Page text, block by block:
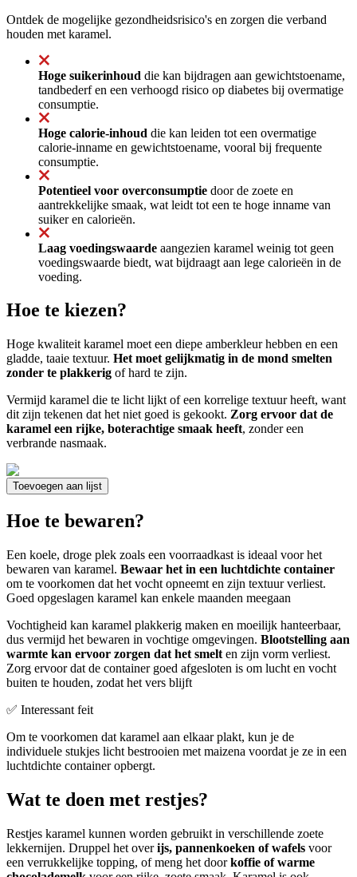
Ontdek de mogelijke gezondheidsrisico's en zorgen die verband
houden met karamel.
Hoge suikerinhoud die kan bijdragen aan gewichtstoename,
tandbederf en een verhoogd risico op diabetes bij overmatige
consumptie.
Hoge calorie-inhoud die kan leiden tot een overmatige
calorie-inname en gewichtstoename, vooral bij frequente
consumptie.
Potentieel voor overconsumptie door de zoete en
aantrekkelijke smaak, wat leidt tot een te hoge inname van
suiker en calorieën.
Laag voedingswaarde aangezien karamel weinig tot geen
voedingswaarde biedt, wat bijdraagt aan lege calorieën in de
voeding.
Hoe te kiezen?
Hoge kwaliteit karamel moet een diepe amberkleur hebben en een
gladde, taaie textuur. Het moet gelijkmatig in de mond smelten
zonder te plakkerig of hard te zijn.
Vermijd karamel die te licht lijkt of een korrelige textuur heeft, want
dit zijn tekenen dat het niet goed is gekookt. Zorg ervoor dat de
karamel een rijke, boterachtige smaak heeft, zonder een
verbrande nasmaak.
Toevoegen aan lijst
Hoe te bewaren?
Een koele, droge plek zoals een voorraadkast is ideaal voor het
bewaren van karamel. Bewaar het in een luchtdichte container
om te voorkomen dat het vocht opneemt en zijn textuur verliest.
Goed opgeslagen karamel kan enkele maanden meegaan
Vochtigheid kan karamel plakkerig maken en moeilijk hanteerbaar,
dus vermijd het bewaren in vochtige omgevingen. Blootstelling aan
warmte kan ervoor zorgen dat het smelt en zijn vorm verliest.
Zorg ervoor dat de container goed afgesloten is om lucht en vocht
buiten te houden, zodat het vers blijft
✅ Interessant feit
Om te voorkomen dat karamel aan elkaar plakt, kun je de
individuele stukjes licht bestrooien met maizena voordat je ze in een
luchtdichte container opbergt.
Wat te doen met restjes?
Restjes karamel kunnen worden gebruikt in verschillende zoete
lekkernijen. Druppel het overijs, pannenkoeken of wafels voor
een verrukkelijke topping, of meng het doorkoffie of warme